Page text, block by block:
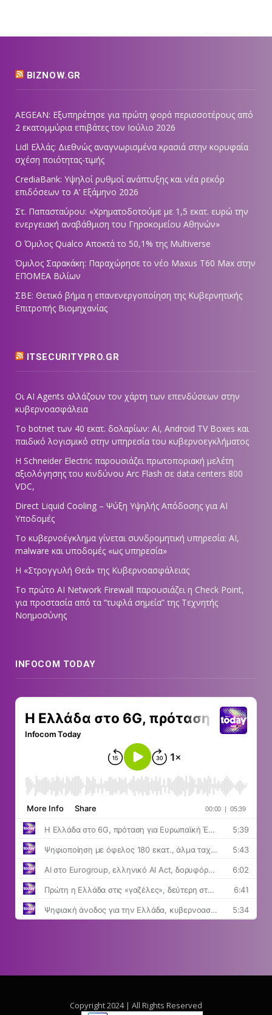
BIZNOW.GR
AEGEAN: Εξυπηρέτησε για πρώτη φορά περισσοτέρους από
2 εκατομμύρια επιβάτες τον Ιούλιο 2026
Lidl Ελλάς: Διεθνώς αναγνωρισμένα κρασιά στην κορυφαία
σχέση ποιότητας-τιμής
CrediaBank: Υψηλοί ρυθμοί ανάπτυξης και νέα ρεκόρ
επιδόσεων το Α’ Εξάμηνο 2026
Στ. Παπασταύρου: «Χρηματοδοτούμε με 1,5 εκατ. ευρώ την
ενεργειακή αναβάθμιση του Γηροκομείου Αθηνών»
Ο Όμιλος Qualco Αποκτά το 50,1% της Multiverse
Όμιλος Σαρακάκη: Παραχώρησε το νέο Maxus T60 Max στην
ΕΠΟΜΕΑ Βιλίων
ΣΒΕ: Θετικό βήμα η επανενεργοποίηση της Κυβερνητικής
Επιτροπής Βιομηχανίας
ITSECURITYPRO.GR
Οι AI Agents αλλάζουν τον χάρτη των επενδύσεων στην
κυβερνοασφάλεια
Το botnet των 40 εκατ. δολαρίων: AI, Android TV Boxes και
παιδικό λογισμικό στην υπηρεσία του κυβερνοεγκλήματος
Η Schneider Electric παρουσιάζει πρωτοποριακή μελέτη
αξιολόγησης του κινδύνου Arc Flash σε data centers 800
VDC,
Direct Liquid Cooling – Ψύξη Υψηλής Απόδοσης για AI
Υποδομές
Το κυβερνοέγκλημα γίνεται συνδρομητική υπηρεσία: AI,
malware και υποδομές «ως υπηρεσία»
Η «Στρογγυλή Θεά» της Κυβερνοασφάλειας
Tο πρώτο AI Network Firewall παρουσιάζει η Check Point,
για προστασία από τα “τυφλά σημεία” της Τεχνητής
Νοημοσύνης
INFOCOM TODAY
Copyright 2024 | All Rights Reserved